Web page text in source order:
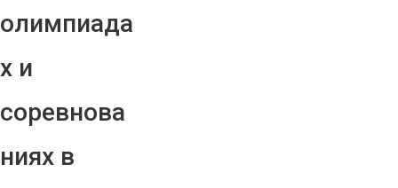
олимпиада
х и
соревнова
ниях в